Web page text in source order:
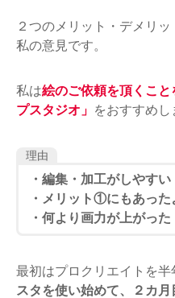
２つのメリット・デメリ
私の意見です。
私は絵のご依頼を頂くこ
プスタジオ」 をおすすめし
理由
・編集・加工がしやすい
・メリット①にもあった
・何より画力が上がった
最初はプロクリエイトを半
スタを使い始めて、２カ